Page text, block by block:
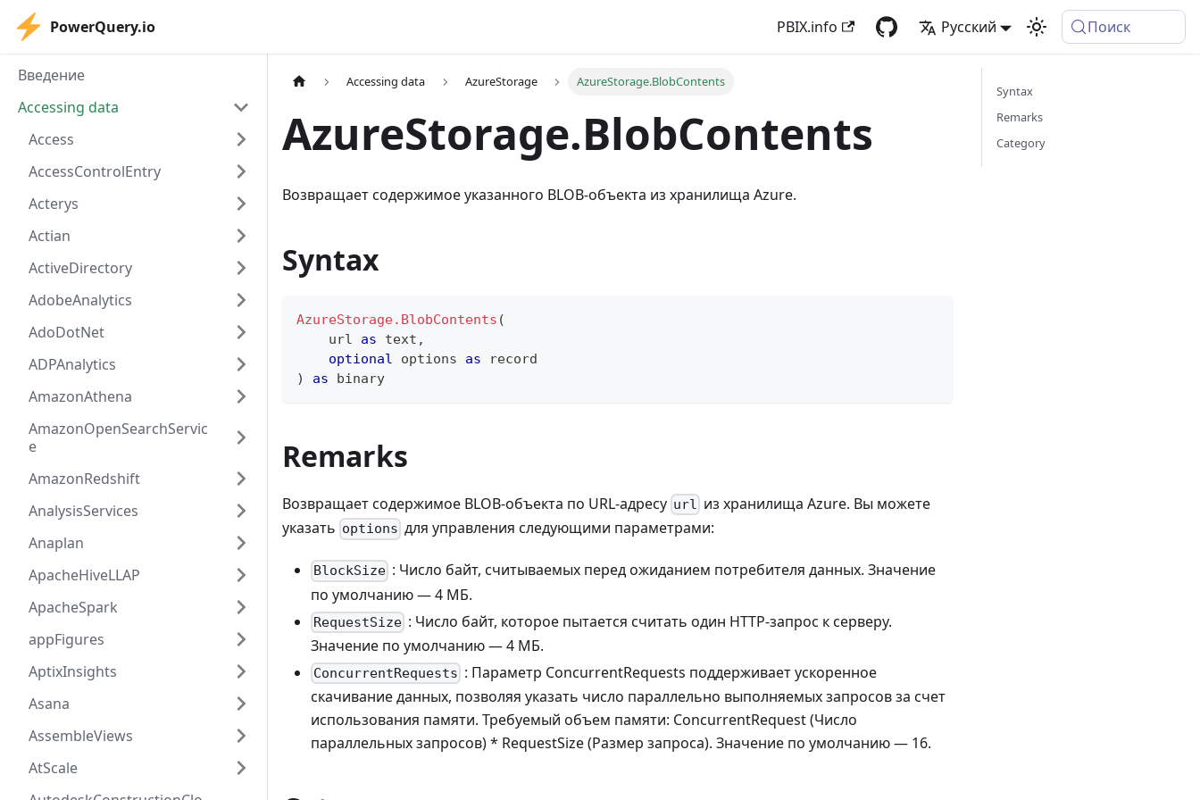
PowerQuery.io PBIX.info Русский Поиск
Введение
Accessing data
Access
AccessControlEntry
Acterys
Actian
ActiveDirectory
AdobeAnalytics
AdoDotNet
ADPAnalytics
AmazonAthena
AmazonOpenSearchServic
e
AmazonRedshift
AnalysisServices
Anaplan
ApacheHiveLLAP
ApacheSpark
appFigures
AptixInsights
Asana
AssembleViews
AtScale
Accessing data AzureStorage AzureStorage.BlobContents
AzureStorage.BlobContents
Возвращает содержимое указанного BLOB-объекта из хранилища Azure.
Syntax
AzureStorage.BlobContents (
    url
as text ,
optional options as
record
)
as binary
Remarks
Возвращает содержимое BLOB-объекта по URL-адресу url из хранилища Azure. Вы можете
указать options для управления следующими параметрами:
BlockSize : Число байт, считываемых перед ожиданием потребителя данных. Значение
по умолчанию — 4 МБ.
RequestSize : Число байт, которое пытается считать один HTTP-запрос к серверу.
Значение по умолчанию — 4 МБ.
ConcurrentRequests : Параметр ConcurrentRequests поддерживает ускоренное
скачивание данных, позволяя указать число параллельно выполняемых запросов за счет
использования памяти. Требуемый объем памяти: ConcurrentRequest (Число
параллельных запросов) * RequestSize (Размер запроса). Значение по умолчанию — 16.
Syntax
Remarks
Category